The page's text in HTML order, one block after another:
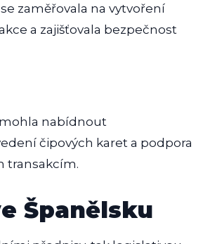
zaměřovala na vytvoření
a zajišťovala bezpečnost
nabídnout
čipových karet a podpora
transakcím.
Španělsku